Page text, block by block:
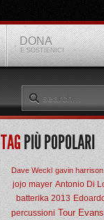
DONA
E SOSTIENICI
TAGPIÙ POPOLARI
Dave Weckl gavin harrison
jojo mayer Antonio Di
batterika 2013
percussioni Tour Evans